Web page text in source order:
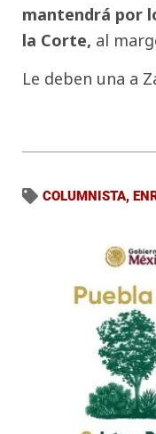
mantendrá por
la Corte, al
Le deben una a
COLUMNISTA,